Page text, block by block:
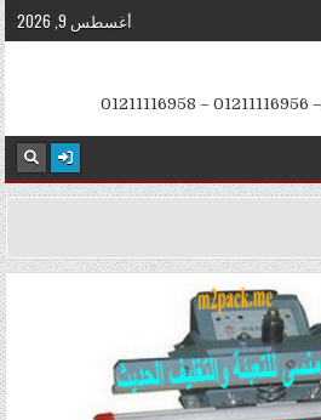
أغسطس 9, 2026
Posted in